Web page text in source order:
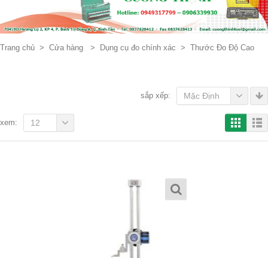
Trang chủ > Cửa hàng > Dụng cụ đo chính xác > Thước Đo Độ Cao
sắp xếp: Mặc Định
xem: 12